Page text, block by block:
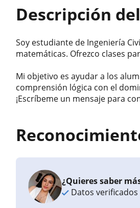
Descripción
Soy estudiante de Ingeniería
matemáticas. Ofrezco clases
Mi objetivo es ayudar a los
comprensión lógica con el
¡Escríbeme un mensaje para
¿Quieres saber
Datos verificados